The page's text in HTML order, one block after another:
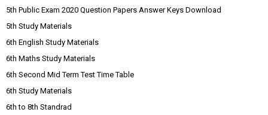
5th Public Exam 2020 Question Papers Answer Keys Download
5th Study Materials
6th English Study Materials
6th Maths Study Materials
6th Second Mid Term Test Time Table
6th Study Materials
6th to 8th Standrad